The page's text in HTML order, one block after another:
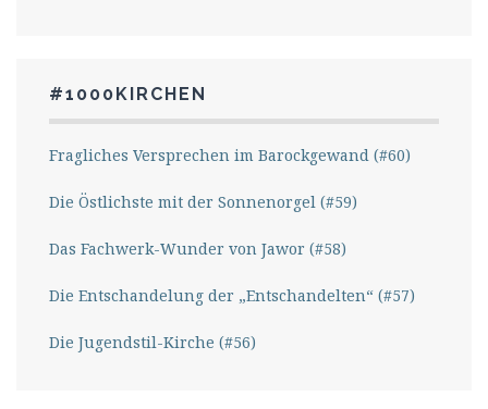
#1000KIRCHEN
Fragliches Versprechen im Barockgewand (#60)
Die Östlichste mit der Sonnenorgel (#59)
Das Fachwerk-Wunder von Jawor (#58)
Die Entschandelung der „Entschandelten“ (#57)
Die Jugendstil-Kirche (#56)